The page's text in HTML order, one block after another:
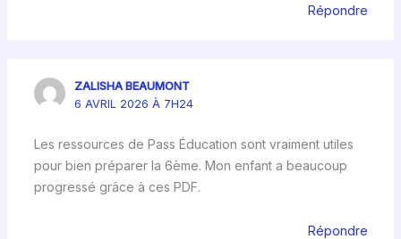
Répondre
ZALISHA BEAUMONT
6 AVRIL 2026 À 7H24
Les ressources de Pass Éducation sont vraiment utiles
pour bien préparer la 6ème. Mon enfant a beaucoup
progressé grâce à ces PDF.
Répondre